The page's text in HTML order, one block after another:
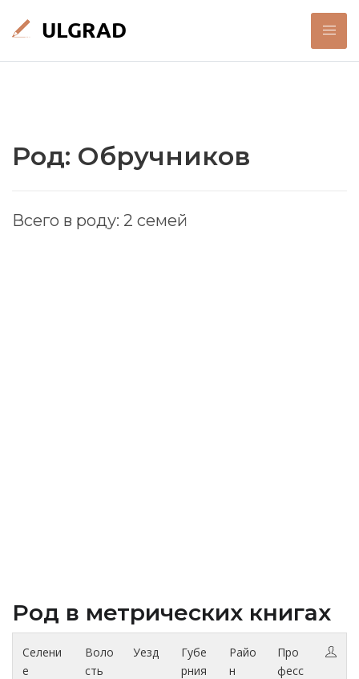
Род: Обручников
Всего в роду: 2 семей
Род в метрических книгах
Селени
е
Воло
сть
Уезд
Губе
рния
Райо
н
Про
фесс